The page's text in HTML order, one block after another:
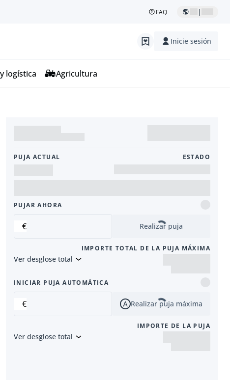
FAQ |
Inicie sesión
logística Agricultura
siguiente
PUJA ACTUAL ESTADO
PUJAR AHORA
€ Realizar puja
IMPORTE TOTAL DE LA PUJA MÁXIMA
Ver desglose total
INICIAR PUJA AUTOMÁTICA
€ Realizar puja máxima
IMPORTE DE LA PUJA
Ver desglose total